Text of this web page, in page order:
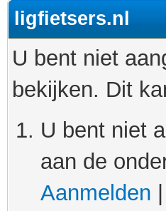
ligfietsers.nl
U bent niet
bekijken. Dit
U bent niet
aan de
Aanmelden